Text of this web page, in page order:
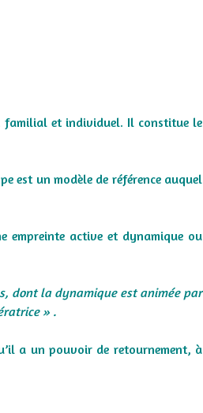
familial et individuel. Il constitue le
est un modèle de référence auquel
empreinte active et dynamique ou
dont la dynamique est animée par
» .
a un pouvoir de retournement, à